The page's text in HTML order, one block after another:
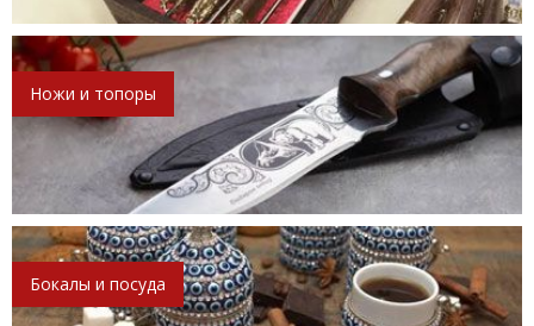
Ножи и топоры
Бокалы и посуда